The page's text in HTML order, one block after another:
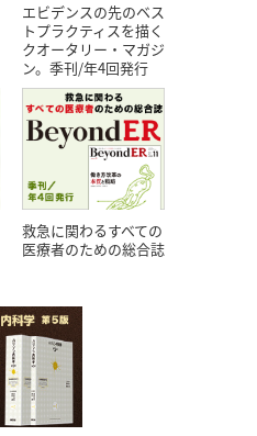
エビデンスの先のベス
トプラクティスを描く
クオータリー・マガジ
ン。季刊/年4回発行
救急に関わるすべての
医療者のための総合誌